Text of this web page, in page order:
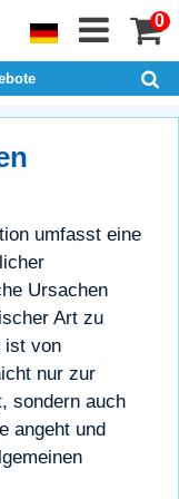
0
umfasst eine
Ursachen
Art zu
ist von
nur zur
sondern auch
angeht und